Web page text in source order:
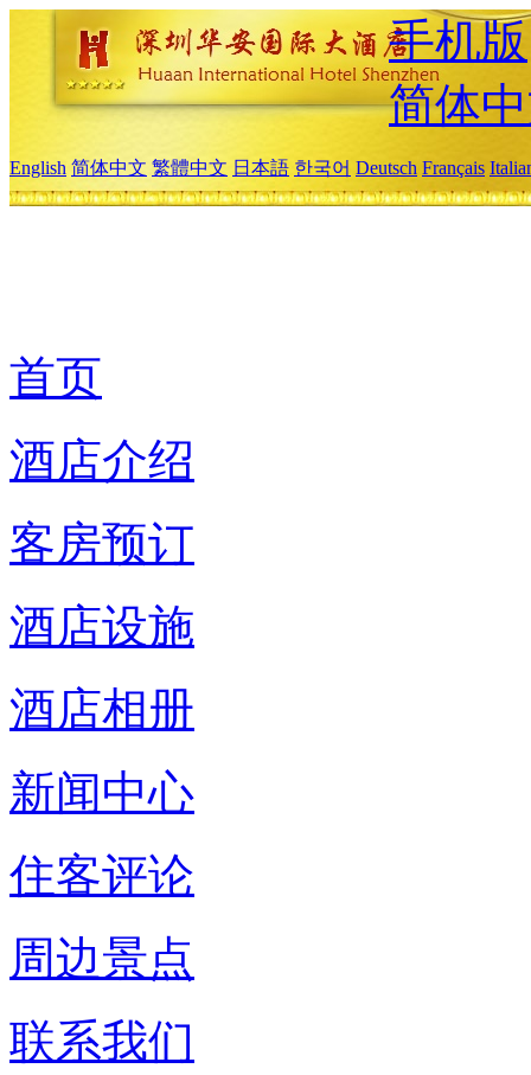
手机版
简体
English 简体中文 繁體中文 日本語 한국어 Deutsch Français
首页
酒店介绍
客房预订
酒店设施
酒店相册
新闻中心
住客评论
周边景点
联系我们